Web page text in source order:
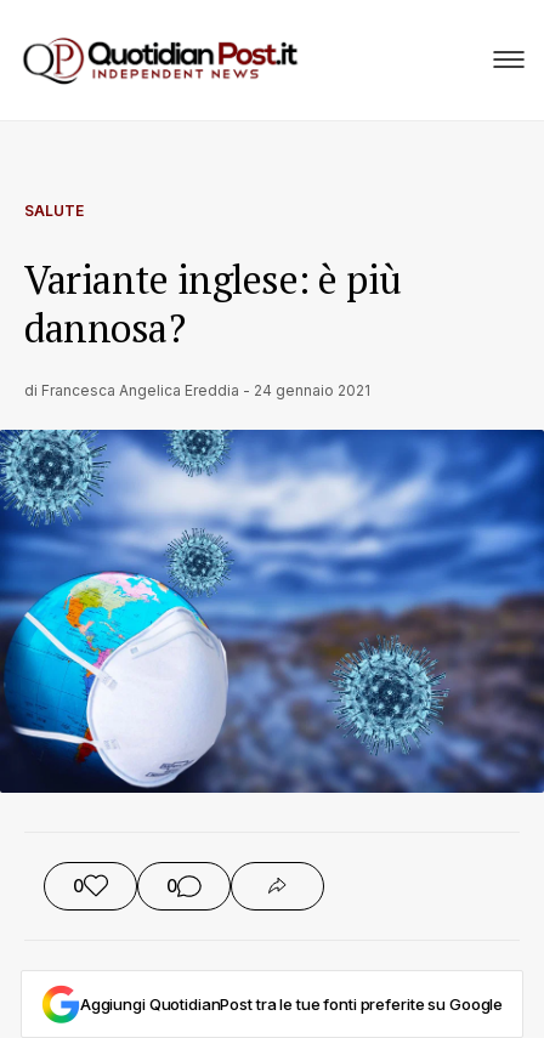
SALUTE
Variante inglese: è più
dannosa?
di Francesca Angelica Ereddia - 24 gennaio 2021
0 0
Aggiungi QuotidianPost tra le tue fonti preferite su Google